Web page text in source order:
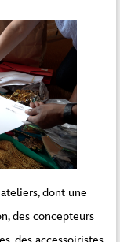
dont une
des concepteurs